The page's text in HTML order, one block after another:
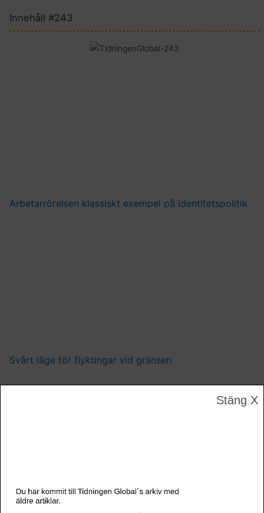
Innehåll #243
Arbetarrörelsen klassiskt exempel på identitetspolitik
Svårt läge för flyktingar vid gränsen
Stäng X
Du har kommit till Tidningen Global´s arkiv med
äldre artiklar.